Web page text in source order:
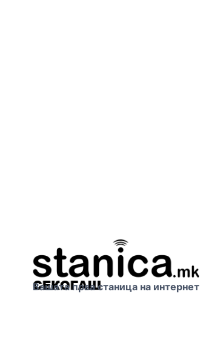
Вашата прва станица на интернет